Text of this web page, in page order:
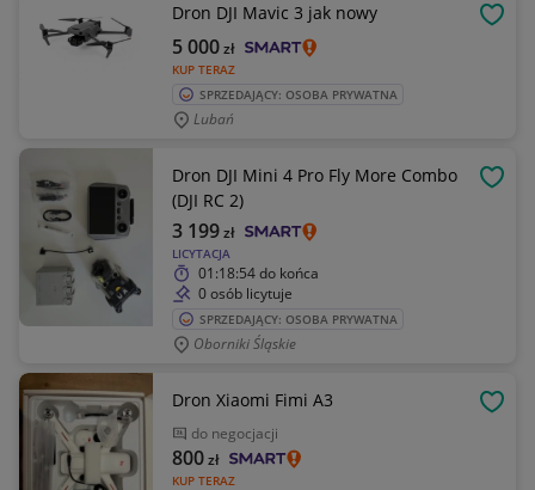
Dron DJI Mavic 3 jak nowy
KUP TERAZ
5 000zł
SPRZEDAJĄCY: OSOBA PRYWATNA
Lubań
Dron DJI Mini 4 Pro Fly More Combo
(DJI RC 2)
LICYTACJA
3 199zł
01:18:54do końca
0 osób licytuje
SPRZEDAJĄCY: OSOBA PRYWATNA
Oborniki Śląskie
Dron Xiaomi Fimi A3
do negocjacji
KUP TERAZ
800zł